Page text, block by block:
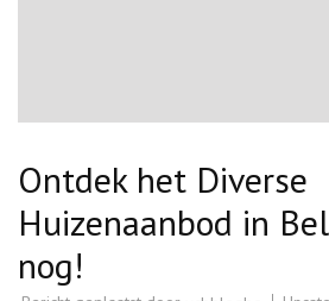
Ontdek het Diverse
Huizenaanbod in
nog!